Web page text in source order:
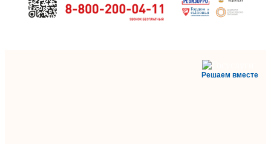
Решаем вместе